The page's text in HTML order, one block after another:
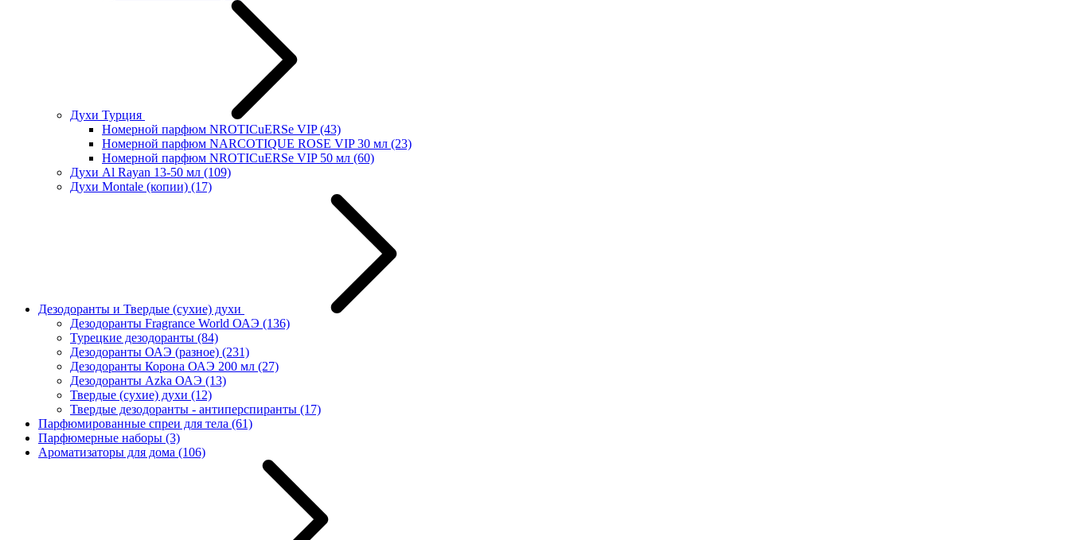
Духи Турция
Номерной парфюм NROTICuERSe VIP(43)
Номерной парфюм NARCOTIQUE ROSE VIP 30 мл (23)
Номерной парфюм NROTICuERSe VIP 50 мл (60)
Духи Al Rayan 13-50 мл (109)
Духи Montale (копии) (17)
Дезодоранты и Твердые (сухие) духи
Дезодоранты Fragrance World ОАЭ (136)
Турецкие дезодоранты (84)
Дезодоранты ОАЭ (разное) (231)
Дезодоранты Корона ОАЭ 200 мл (27)
Дезодоранты Azka ОАЭ (13)
Твердые (сухие) духи (12)
Твердые дезодоранты - антиперспиранты (17)
Парфюмированные спреи для тела (61)
Парфюмерные наборы (3)
Ароматизаторы для дома (106)